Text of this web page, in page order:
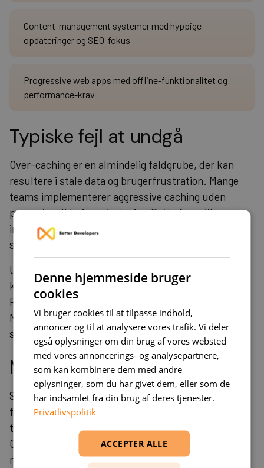
Content-management systemer med hyppige
opdateringer og SEO-fokus
Progressive web apps med offline-funktionalitet og
performance-krav
Typiske fejl at undgå
Over-caching er en almindelig faldgrube, der kan
resultere i stale data og brugerfrustration. Mange
teams implementerer aggressive caching uden
proper invalidering-strategier. Dette fører til
inkonsistent brugeroplevelse og svære debugging-
sessioner.
Undervurdering af teamkompetencer er en anden
kritisk fejl. Next.js 16 kræver forståelse af både
React Server Components og edge computing.
Manglende kompetenceudvikling kan føre til
suboptimal implementering og teknisk gæld.
Måling af effekt
Success metrics bør inkludere både tekniske og
forretnings-KPI'er. Core Web Vitals, server response
times og cache hit rates giver teknisk indsigt.
Conversion rates, bounce rates og user engagement
måler forretningsimpact direkte.
Denne hjemmeside bruger
cookies
Vi bruger cookies til at tilpasse indhold,
annoncer og til at analysere vores trafik. Vi deler
også oplysninger om din brug af vores websted
med vores annoncerings- og analysepartnere,
som kan kombinere dem med andre
oplysninger, som du har givet dem, eller som de
har indsamlet fra din brug af deres tjenester.
Privatlivspolitik
ACCEPTER ALLE